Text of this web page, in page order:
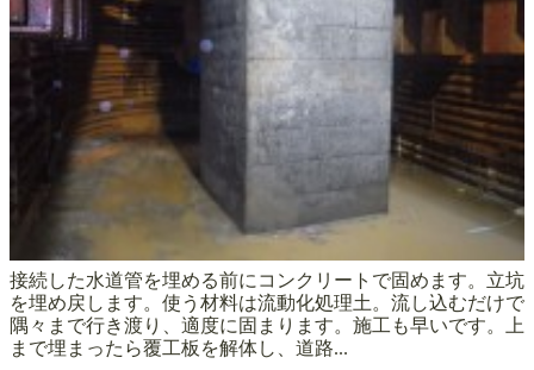
接続した水道管を埋める前にコンクリートで固めます。立坑
を埋め戻します。使う材料は流動化処理土。流し込むだけで
隅々まで行き渡り、適度に固まります。施工も早いです。上
まで埋まったら覆工板を解体し、道路...